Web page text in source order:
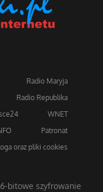
Radio Maryja
Radio Republika
WNET
Patronat
oraz pliki cookies
bitowe szyfrowanie